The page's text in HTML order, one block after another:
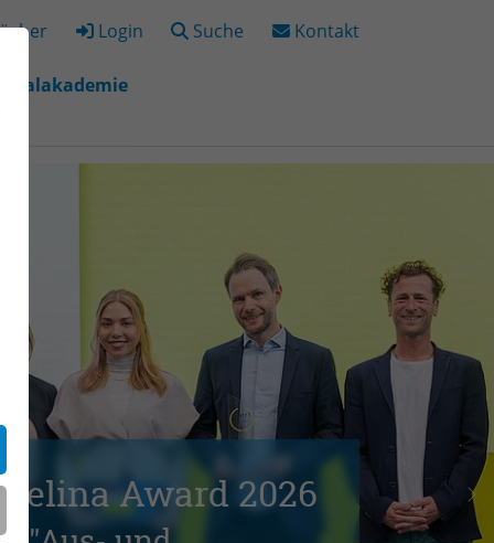
Login Suche Kontakt
"Bildungsorte"
Award 2026